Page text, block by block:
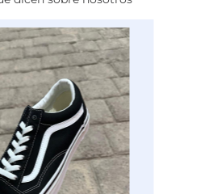
NEGRO
ENTRENAMIENTO